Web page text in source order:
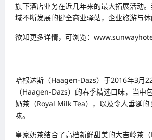
旗下酒店业务在近几年来的最大拓展活动
域不断发展的健全商业驿站，企业旅游与
欲知更多详情，可浏览：
哈根达斯（Haagen-Dazs）于2016年3月
（Haagen-Dazs）的春季精选口味，当中
奶茶（Royal Milk Tea），以及令人垂涎的
味。
皇家奶茶结合了高档新鲜甜美的大吉岭茶